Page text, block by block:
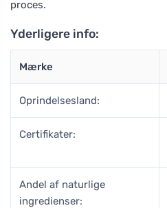
proces.
Yderligere info:
Mærke
Oprindelsesland:
Certifikater:
Andel af naturlige
ingredienser: